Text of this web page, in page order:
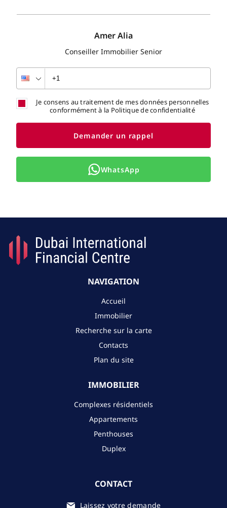
Amer Alia
Conseiller Immobilier Senior
Je consens au traitement de mes données personnelles
conformément à la Politique de confidentialité
Demander un rappel
WhatsApp
NAVIGATION
Accueil
Immobilier
Recherche sur la carte
Contacts
Plan du site
IMMOBILIER
Complexes résidentiels
Appartements
Penthouses
Duplex
CONTACT
Laissez votre demande